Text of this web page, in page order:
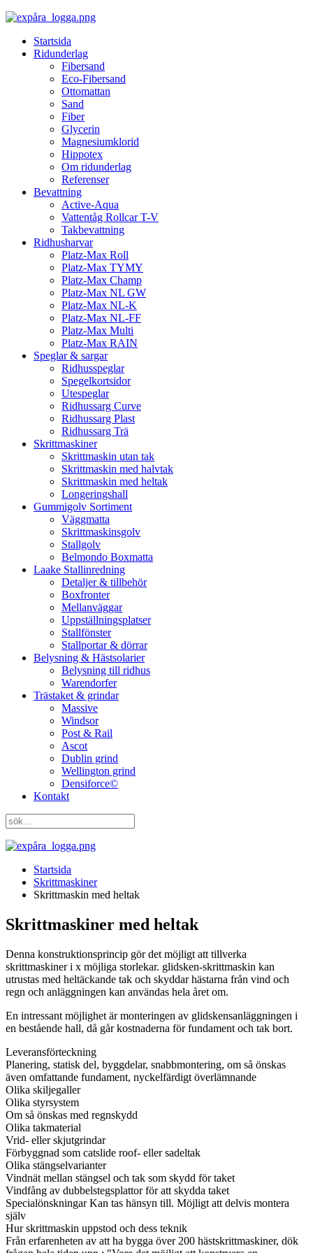
Startsida
Ridunderlag
Fibersand
Eco-Fibersand
Ottomattan
Sand
Fiber
Glycerin
Magnesiumklorid
Hippotex
Om ridunderlag
Referenser
Bevattning
Active-Aqua
Vattentåg Rollcar T-V
Takbevattning
Ridhusharvar
Platz-Max Roll
Platz-Max TYMY
Platz-Max Champ
Platz-Max NL GW
Platz-Max NL-K
Platz-Max NL-FF
Platz-Max Multi
Platz-Max RAIN
Speglar & sargar
Ridhusspeglar
Spegelkortsidor
Utespeglar
Ridhussarg Curve
Ridhussarg Plast
Ridhussarg Trä
Skrittmaskiner
Skrittmaskin utan tak
Skrittmaskin med halvtak
Skrittmaskin med heltak
Longeringshall
Gummigolv Sortiment
Väggmatta
Skrittmaskinsgolv
Stallgolv
Belmondo Boxmatta
Laake Stallinredning
Detaljer & tillbehör
Boxfronter
Mellanväggar
Uppställningsplatser
Stallfönster
Stallportar & dörrar
Belysning & Hästsolarier
Belysning till ridhus
Warendorfer
Trästaket & grindar
Massive
Windsor
Post & Rail
Ascot
Dublin grind
Wellington grind
Densiforce©
Kontakt
Startsida
Skrittmaskiner
Skrittmaskin med heltak
Skrittmaskiner med heltak
Denna konstruktionsprincip gör det möjligt att tillverka
skrittmaskiner i x möjliga storlekar. glidsken-skrittmaskin kan
utrustas med heltäckande tak och skyddar hästarna från vind och
regn och anläggningen kan användas hela året om.
En intressant möjlighet är monteringen av glidskensanläggningen i
en bestående hall, då går kostnaderna för fundament och tak bort.
Leveransförteckning
Planering, statisk del, byggdelar, snabbmontering, om så önskas
även omfattande fundament, nyckelfärdigt överlämnande
Olika skiljegaller
Olika styrsystem
Om så önskas med regnskydd
Olika takmaterial
Vrid- eller skjutgrindar
Förbyggnad som catslide roof- eller sadeltak
Olika stängselvarianter
Vindnät mellan stängsel och tak som skydd för taket
Vindfång av dubbelstegsplattor för att skydda taket
Specialönskningar Kan tas hänsyn till. Möjligt att delvis montera
själv
Hur skrittmaskin uppstod och dess teknik
Från erfarenheten av att ha bygga över 200 hästskrittmaskiner, dök